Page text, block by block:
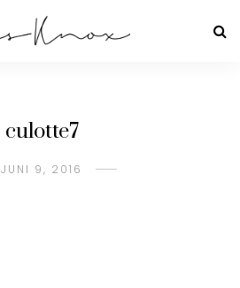
culotte7
JUNI 9, 2016